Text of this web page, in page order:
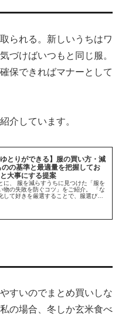
られる。新しいうちはワ
づけばいつもと同じ服。
保できればマナーとして
介しています。
ゆとりができる】服の買い方・減
のの基準と最適量を把握してお
大事にする提案
に、 服を減らすうちに見つけた「服を
物の失敗を防ぐコツ」をご紹介。 「な
して好きを厳選することで、服選びの
すいのでまとめ買いしな
の場合、冬しか玄米食べ